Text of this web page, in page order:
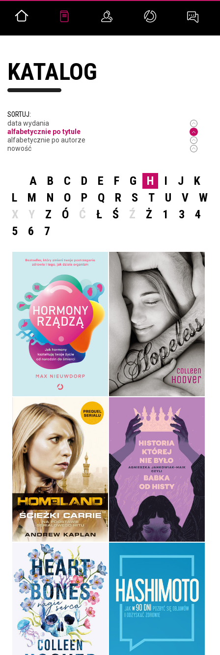
KATALOG
SORTUJ:
data wydania
alfabetycznie po tytule
alfabetycznie po autorze
nowość
A B C D E F G H I J
K
L
M N O P Q R S T U V
W
X
Y Z Ó Ć Ł Ś Ź Ż 1 3
4
5
6 7
HORMONY RZĄDZĄ
MAX NIEUWDORP
OPRAWA MIĘKKA
49,99 ZŁ
HOPELESS
COLLEEN HOOVER
OPRAWA MIĘKKA
34,90 ZŁ
HOMELAND
ANDREW KAPLAN
OPRAWA MIĘKKA
34,90 ZŁ
HISTORIA, KTÓREJ NIE
BYŁO
AGNIESZKA JANKOWIAK-
MAIK
OPRAWA MIĘKKA
49,99 ZŁ
HEART BONES. NAGIE
SERCA
COLLEEN HOOVER
OPRAWA MIĘKKA
HASHIMOTO
OPRAWA MIĘKKA ZE SKRZYDEŁKAMI